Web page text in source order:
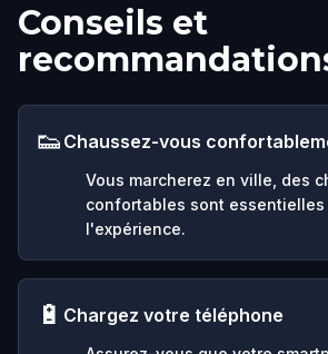
Conseils et
👟 Chaussez-vous
Vous marcherez en ville, des
confortables sont
l'expérience.
🔋 Chargez votre téléphone